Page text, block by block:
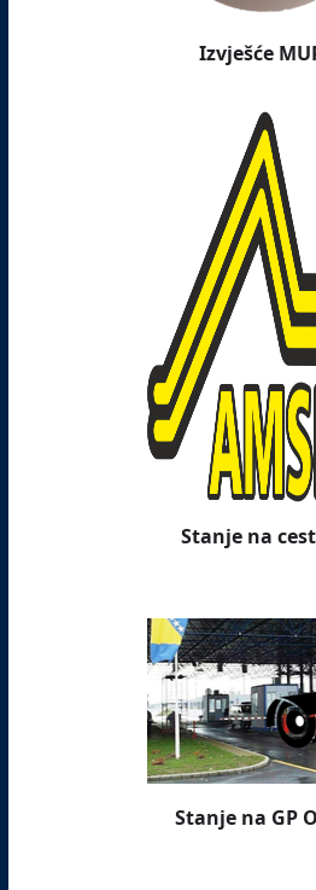
Izvješće
Stanje na
Stanje na GP